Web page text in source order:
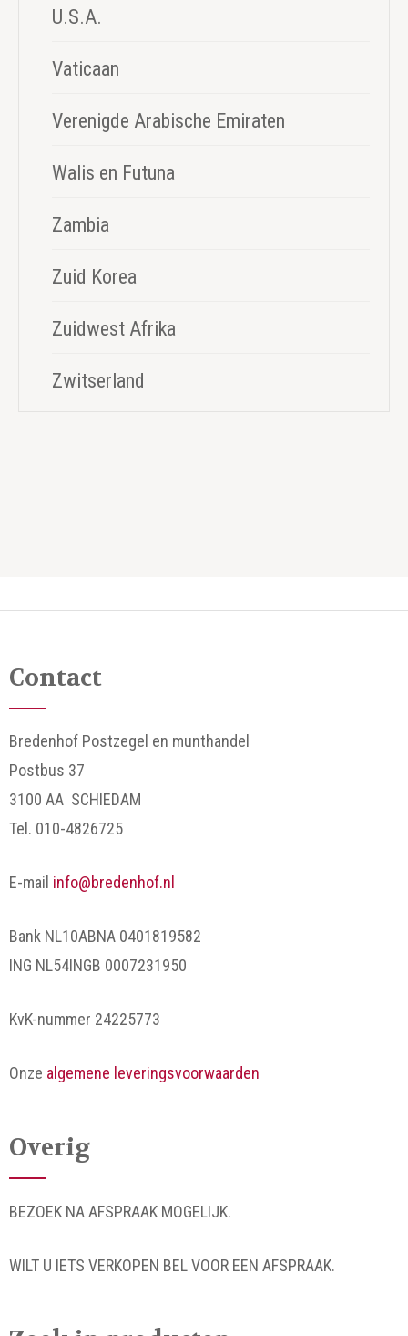
U.S.A.
Vaticaan
Verenigde Arabische Emiraten
Walis en Futuna
Zambia
Zuid Korea
Zuidwest Afrika
Zwitserland
Contact
Bredenhof Postzegel en munthandel
Postbus 37
3100 AA SCHIEDAM
Tel. 010-4826725
E-mail info@bredenhof.nl
Bank NL10ABNA 0401819582
ING NL54INGB 0007231950
KvK-nummer 24225773
Onze algemene leveringsvoorwaarden
Overig
BEZOEK NA AFSPRAAK MOGELIJK.
WILT U IETS VERKOPEN BEL VOOR EEN AFSPRAAK.